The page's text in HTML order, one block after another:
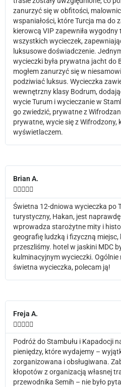
zanurzyć się w obfitości,
wspaniałości, które Turcja ma do
kierowcą VIP zapewniła
wszystkich wycieczek,
luksusowe doświadczenie.
wycieczki była prywatna jacht do
mogłem zanurzyć się w
podziwiać luksus. Wycieczka
wewnętrzny klasy Bodrum,
wycie Turum i wycieczanie w
go zwiedzić, prywatne z
prywatne, wycie się z Wifrodzony,
wyświetlaczem.
Brian A.

Świetna 12-dniowa wycieczka po
turystyczny, Hakan, jest
wprowadza starożytne mity i
geografię ludzką i fizyczną
przeszliśmy. hotel w jaskini MDC
kulminacyjnym wycieczki. Ogólnie
świetna wycieczka, polecam ją!
Freja A.

Podróż do Stambułu i Kapadocji
pieniędzy, które wydajemy –
zorganizowana i obsługiwana.
kłopotów z organizacją własnej
przewodnika Semih – nie było